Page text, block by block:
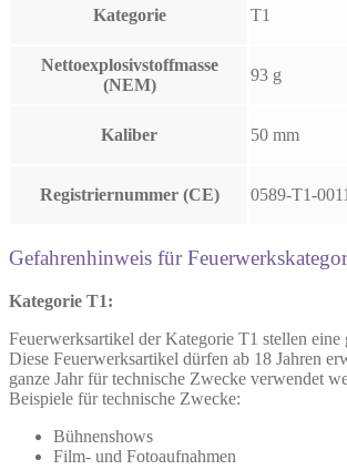
Kategorie T1
Nettoexplosivstoffmasse
(NEM)
93 g
Kaliber 50 mm
Registriernummer (CE) 0589-T1-0011
Gefahrenhinweis für
Kategorie T1:
Feuerwerksartikel der Kategorie T1 stellen eine
Diese Feuerwerksartikel dürfen ab 18 Jahren
ganze Jahr für technische Zwecke verwendet
Beispiele für technische Zwecke:
Bühnenshows
Film- und Fotoaufnahmen